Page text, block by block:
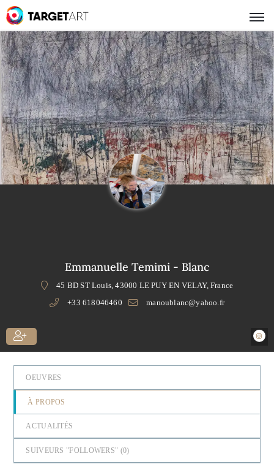
Emmanuelle Temimi - Blanc
45 BD ST Louis, 43000 LE PUY EN VELAY, France
+33 618046460
manoublanc@yahoo.fr
OEUVRES
À PROPOS
ACTUALITÉS
SUIVEURS "FOLLOWERS" (0)